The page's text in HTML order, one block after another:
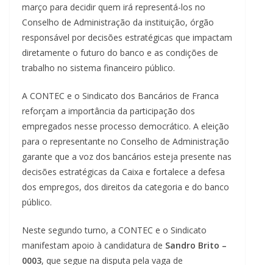
março para decidir quem irá representá-los no
Conselho de Administração da instituição, órgão
responsável por decisões estratégicas que impactam
diretamente o futuro do banco e as condições de
trabalho no sistema financeiro público.
A CONTEC e o Sindicato dos Bancários de Franca
reforçam a importância da participação dos
empregados nesse processo democrático. A eleição
para o representante no Conselho de Administração
garante que a voz dos bancários esteja presente nas
decisões estratégicas da Caixa e fortalece a defesa
dos empregos, dos direitos da categoria e do banco
público.
Neste segundo turno, a CONTEC e o Sindicato
manifestam apoio à candidatura de Sandro Brito –
0003, que segue na disputa pela vaga de